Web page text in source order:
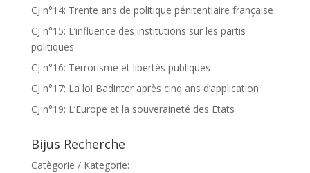
CJ n°14: Trente ans de politique pénitentiaire française
CJ n°15: L’influence des institutions sur les partis
politiques
CJ n°16: Terrorisme et libertés publiques
CJ n°17: La loi Badinter après cinq ans d’application
CJ n°19: L’Europe et la souveraineté des Etats
Bijus Recherche
Catègorie / Kategorie: